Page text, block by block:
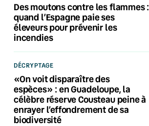
Des moutons contre les flammes :
quand l’Espagne paie ses
éleveurs pour prévenir les
incendies
DÉCRYPTAGE
«On voit disparaître des
espèces» : en Guadeloupe, la
célèbre réserve Cousteau peine à
enrayer l’effondrement de sa
biodiversité